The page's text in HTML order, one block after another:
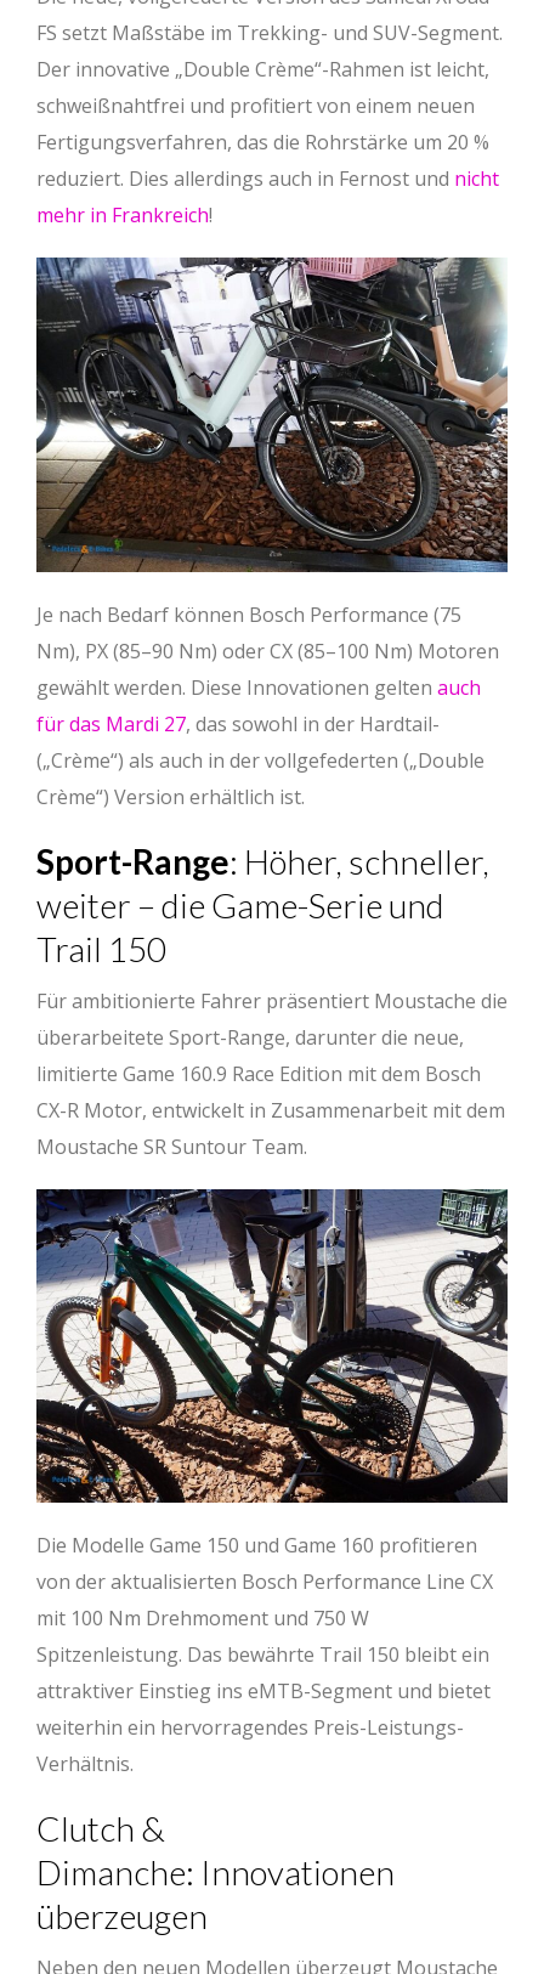
FS setzt Maßstäbe im Trekking- und SUV-Segment.
Der innovative „Double Crème“-Rahmen ist leicht,
schweißnahtfrei und profitiert von einem neuen
Fertigungsverfahren, das die Rohrstärke um 20 %
reduziert. Dies allerdings auch in Fernost und nicht
mehr in Frankreich!
Je nach Bedarf können Bosch Performance (75
Nm), PX (85–90 Nm) oder CX (85–100 Nm) Motoren
gewählt werden. Diese Innovationen gelten auch
für das Mardi 27, das sowohl in der Hardtail-
(„Crème“) als auch in der vollgefederten („Double
Crème“) Version erhältlich ist.
Sport-Range: Höher, schneller,
weiter – die Game-Serie und
Trail 150
Für ambitionierte Fahrer präsentiert Moustache die
überarbeitete Sport-Range, darunter die neue,
limitierte Game 160.9 Race Edition mit dem Bosch
CX-R Motor, entwickelt in Zusammenarbeit mit dem
Moustache SR Suntour Team.
Die Modelle Game 150 und Game 160 profitieren
von der aktualisierten Bosch Performance Line CX
mit 100 Nm Drehmoment und 750 W
Spitzenleistung. Das bewährte Trail 150 bleibt ein
attraktiver Einstieg ins eMTB-Segment und bietet
weiterhin ein hervorragendes Preis-Leistungs-
Verhältnis.
Clutch &
Dimanche: Innovationen
überzeugen
Neben den neuen Modellen überzeugt Moustache